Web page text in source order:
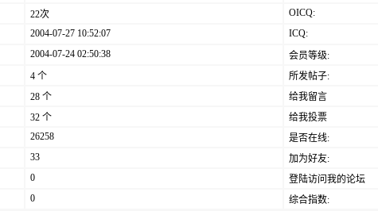
22次
OICQ:
2004-07-27 10:52:07
ICQ:
2004-07-24 02:50:38 会员等级:
4 个
所发帖子:
28 个 给我留言
32 个
给我投票
26258 是否在线:
33
加为好友:
0 登陆访问我的论坛
0 综合指数: